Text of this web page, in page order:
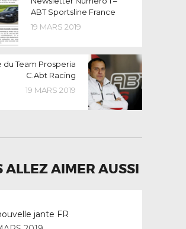
post:
ABT Sportsline France
19 MARS 2019
Next
post:
du Team Prosperia
C.Abt Racing
19 MARS 2019
ALLEZ AIMER AUSSI
jante FR